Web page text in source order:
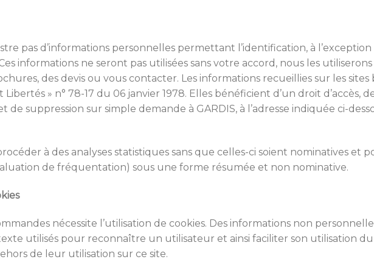
pas d’informations personnelles permettant l’identification, à
informations ne seront pas utilisées sans votre accord, nous les
des devis ou vous contacter. Les informations recueillies sur les
» n° 78-17 du 06 janvier 1978. Elles bénéficient d’un droit d’accès,
de suppression sur simple demande à GARDIS, à l’adresse indiquée ci-
à des analyses statistiques sans que celles-ci soient nominatives et
de fréquentation) sous une forme résumée et non nominative.
nécessite l’utilisation de cookies. Des informations non
utilisés pour reconnaître un utilisateur et ainsi faciliter son utilisation
de leur utilisation sur ce site.